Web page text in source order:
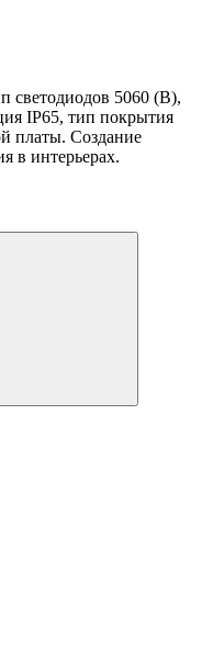
светодиодов 5060 (B),
IP65, тип покрытия
платы. Создание
в интерьерах.